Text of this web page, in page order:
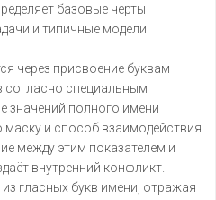
базовые черты
и типичные модели
через присвоение буквам
согласно специальным
значений полного имени
и способ взаимодействия
между этим показателем и
внутренний конфликт.
гласных букв имени, отражая